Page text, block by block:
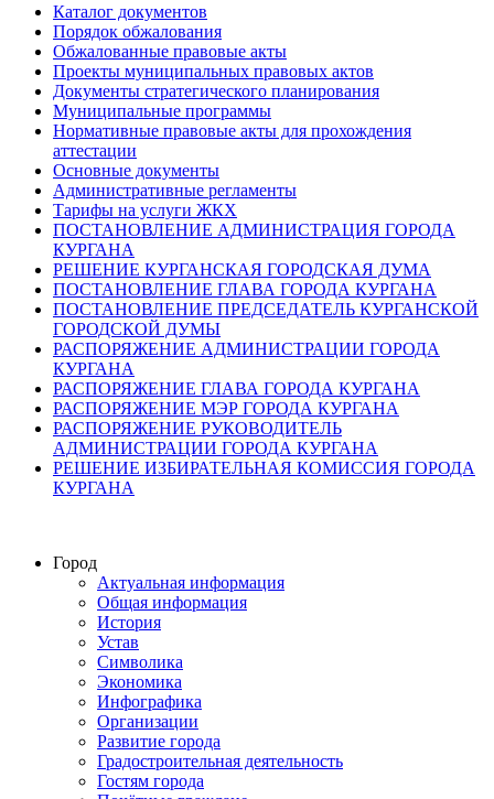
Каталог документов
Порядок обжалования
Обжалованные правовые акты
Проекты муниципальных правовых актов
Документы стратегического планирования
Муниципальные программы
Нормативные правовые акты для прохождения
аттестации
Основные документы
Административные регламенты
Тарифы на услуги ЖКХ
ПОСТАНОВЛЕНИЕ АДМИНИСТРАЦИЯ ГОРОДА
КУРГАНА
РЕШЕНИЕ КУРГАНСКАЯ ГОРОДСКАЯ ДУМА
ПОСТАНОВЛЕНИЕ ГЛАВА ГОРОДА КУРГАНА
ПОСТАНОВЛЕНИЕ ПРЕДСЕДАТЕЛЬ КУРГАНСКОЙ
ГОРОДСКОЙ ДУМЫ
РАСПОРЯЖЕНИЕ АДМИНИСТРАЦИИ ГОРОДА
КУРГАНА
РАСПОРЯЖЕНИЕ ГЛАВА ГОРОДА КУРГАНА
РАСПОРЯЖЕНИЕ МЭР ГОРОДА КУРГАНА
РАСПОРЯЖЕНИЕ РУКОВОДИТЕЛЬ
АДМИНИСТРАЦИИ ГОРОДА КУРГАНА
РЕШЕНИЕ ИЗБИРАТЕЛЬНАЯ КОМИССИЯ ГОРОДА
КУРГАНА
Город
Актуальная информация
Общая информация
История
Устав
Символика
Экономика
Инфографика
Организации
Развитие города
Градостроительная деятельность
Гостям города